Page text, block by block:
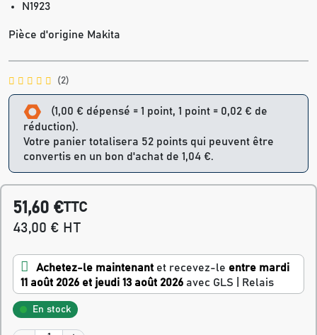
N1923
Pièce d'origine Makita
(2)
(1,00 € dépensé = 1 point, 1 point = 0,02 € de
réduction).
Votre panier totalisera 52 points qui peuvent être
convertis en un bon d'achat de 1,04 €.
51,60 €TTC
43,00 € HT
Achetez-le maintenant et recevez-le entre mardi
11 août 2026 et jeudi 13 août 2026 avec GLS | Relais
En stock